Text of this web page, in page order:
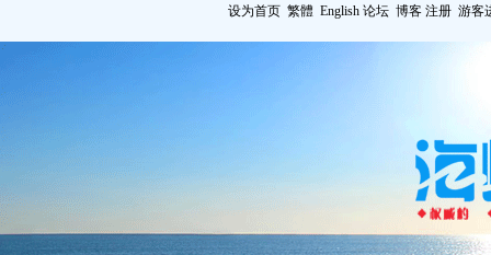
设为首页 繁體 English 论坛 博客 注册 游客